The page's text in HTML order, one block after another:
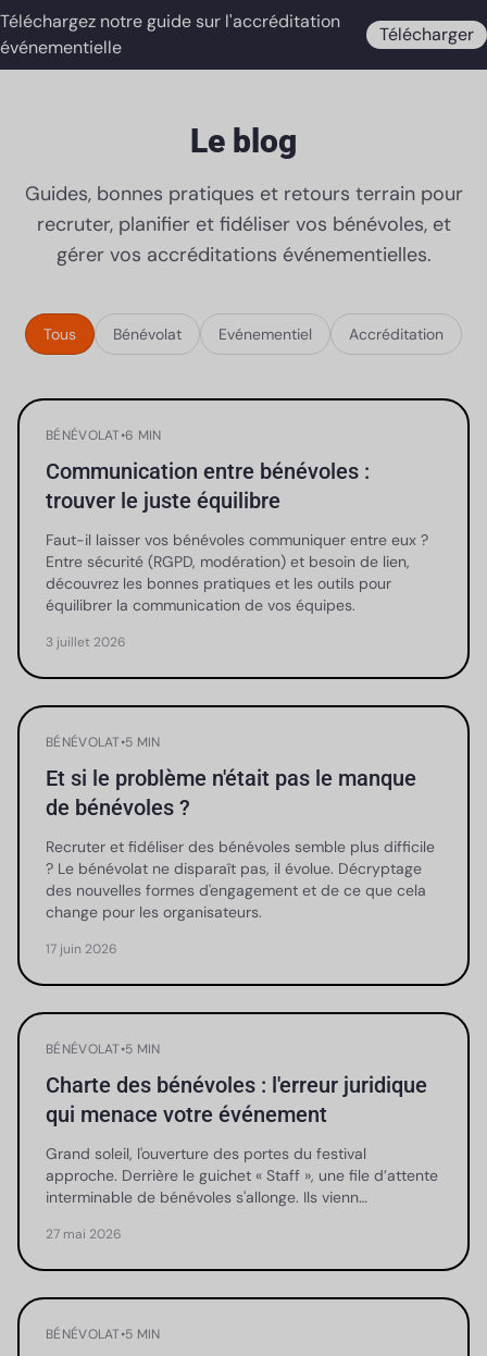
Téléchargez notre guide sur l'accréditation
événementielle
Télécharger
Le blog
Guides, bonnes pratiques et retours terrain pour
recruter, planifier et fidéliser vos bénévoles, et
gérer vos accréditations événementielles.
Tous Bénévolat Evénementiel Accréditation
BÉNÉVOLAT•6 MIN
Communication entre bénévoles :
trouver le juste équilibre
Faut-il laisser vos bénévoles communiquer entre eux ?
Entre sécurité (RGPD, modération) et besoin de lien,
découvrez les bonnes pratiques et les outils pour
équilibrer la communication de vos équipes.
3 juillet 2026
BÉNÉVOLAT•5 MIN
Et si le problème n'était pas le manque
de bénévoles ?
Recruter et fidéliser des bénévoles semble plus difficile
? Le bénévolat ne disparaît pas, il évolue. Décryptage
des nouvelles formes d'engagement et de ce que cela
change pour les organisateurs.
17 juin 2026
BÉNÉVOLAT•5 MIN
Charte des bénévoles : l'erreur juridique
qui menace votre événement
Grand soleil, l'ouverture des portes du festival
approche. Derrière le guichet « Staff », une file d’attente
interminable de bénévoles s'allonge. Ils vienn…
27 mai 2026
BÉNÉVOLAT•5 MIN